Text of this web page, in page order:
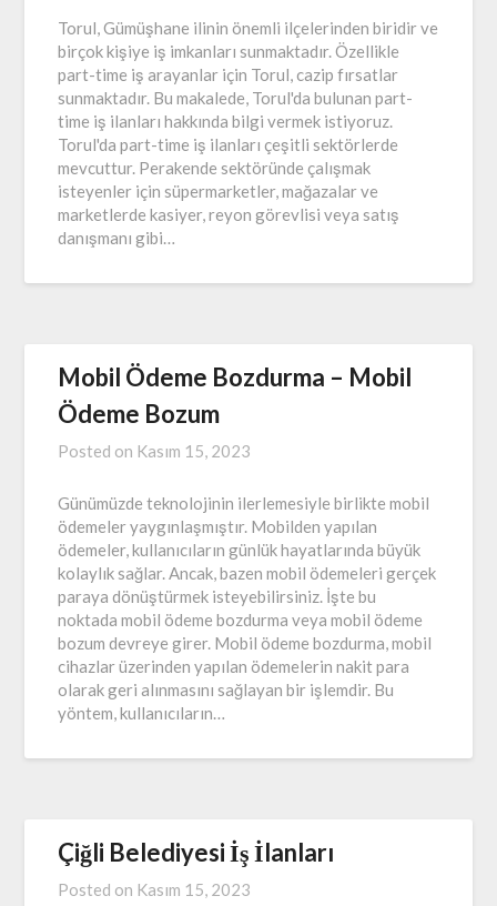
Torul, Gümüşhane ilinin önemli ilçelerinden biridir ve
birçok kişiye iş imkanları sunmaktadır. Özellikle
part-time iş arayanlar için Torul, cazip fırsatlar
sunmaktadır. Bu makalede, Torul'da bulunan part-
time iş ilanları hakkında bilgi vermek istiyoruz.
Torul'da part-time iş ilanları çeşitli sektörlerde
mevcuttur. Perakende sektöründe çalışmak
isteyenler için süpermarketler, mağazalar ve
marketlerde kasiyer, reyon görevlisi veya satış
danışmanı gibi…
Mobil Ödeme Bozdurma – Mobil
Ödeme Bozum
Posted on Kasım 15, 2023
Günümüzde teknolojinin ilerlemesiyle birlikte mobil
ödemeler yaygınlaşmıştır. Mobilden yapılan
ödemeler, kullanıcıların günlük hayatlarında büyük
kolaylık sağlar. Ancak, bazen mobil ödemeleri gerçek
paraya dönüştürmek isteyebilirsiniz. İşte bu
noktada mobil ödeme bozdurma veya mobil ödeme
bozum devreye girer. Mobil ödeme bozdurma, mobil
cihazlar üzerinden yapılan ödemelerin nakit para
olarak geri alınmasını sağlayan bir işlemdir. Bu
yöntem, kullanıcıların…
Çiğli Belediyesi İş İlanları
Posted on Kasım 15, 2023